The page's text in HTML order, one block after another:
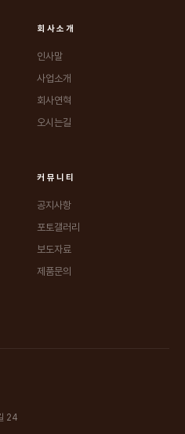
회사소개
인사말
사업소개
회사연혁
오시는길
커뮤니티
공지사항
포토갤러리
보도자료
제품문의
24